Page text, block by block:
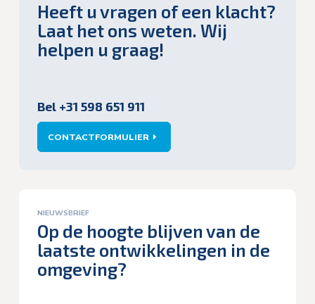
Heeft u vragen of een klacht?
Laat het ons weten. Wij
helpen u graag!
Bel +31 598 651 911
CONTACTFORMULIER
Op de hoogte blijven van de
laatste ontwikkelingen in de
omgeving?
NIEUWSBRIEF